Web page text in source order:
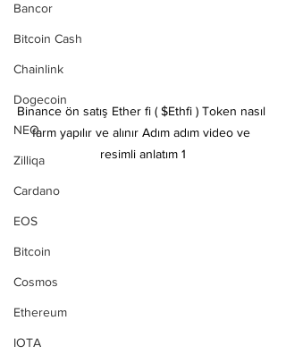
Bancor
Bitcoin Cash
Chainlink
Dogecoin
NEO
Zilliqa
Cardano
EOS
Bitcoin
Cosmos
Ethereum
IOTA
Binance ön satış Ether fi ( $Ethfi ) Token nasıl
farm yapılır ve alınır Adım adım video ve
resimli anlatım 1